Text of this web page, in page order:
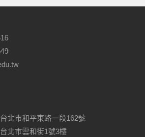
北市和平東路一段162號
北市雲和街1號3樓